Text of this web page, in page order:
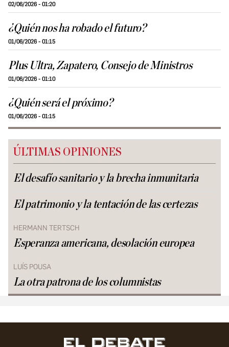
02/06/2026 - 01:20
¿Quién nos ha robado el futuro?
01/06/2026 - 01:15
Plus Ultra, Zapatero, Consejo de Ministros
01/06/2026 - 01:10
¿Quién será el próximo?
01/06/2026 - 01:15
ÚLTIMAS OPINIONES
El desafío sanitario y la brecha inmunitaria
El patrimonio y la tentación de las certezas
HERMANN TERTSCH
Esperanza americana, desolación europea
LUÍS POUSA
La otra patrona de los columnistas